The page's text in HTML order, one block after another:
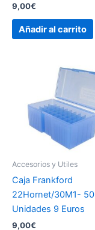
9,00€
Añadir al carrito
Accesorios y Utiles
Caja Frankford
22Hornet/30M1- 50
Unidades 9 Euros
9,00€